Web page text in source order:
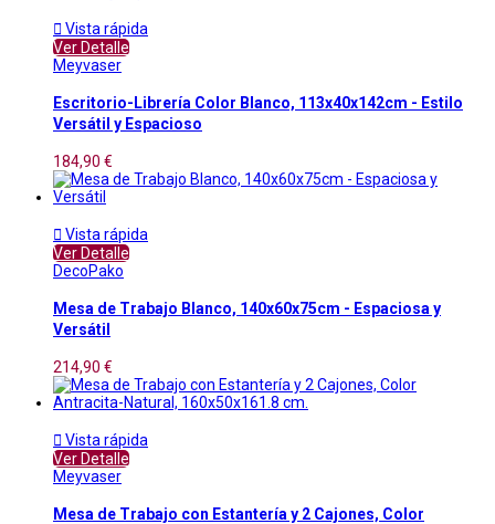
 Vista rápida
Ver Detalle
Meyvaser
Escritorio-Librería Color Blanco, 113x40x142cm - Estilo
Versátil y Espacioso
184,90 €
 Vista rápida
Ver Detalle
DecoPako
Mesa de Trabajo Blanco, 140x60x75cm - Espaciosa y
Versátil
214,90 €
 Vista rápida
Ver Detalle
Meyvaser
Mesa de Trabajo con Estantería y 2 Cajones, Color